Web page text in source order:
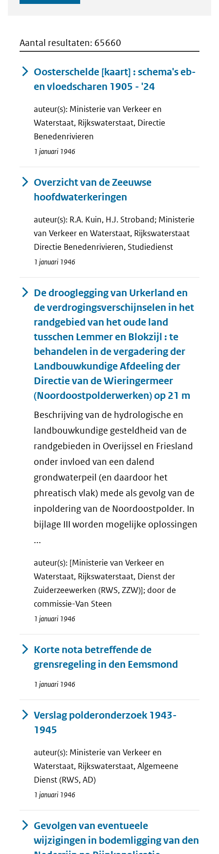
Aantal resultaten: 65660
Oosterschelde [kaart] : schema's eb-
en vloedscharen 1905 - '24
auteur(s): Ministerie van Verkeer en
Waterstaat, Rijkswaterstaat, Directie
Benedenrivieren
1 januari 1946
Overzicht van de Zeeuwse
hoofdwaterkeringen
auteur(s): R.A. Kuin, H.J. Stroband; Ministerie
van Verkeer en Waterstaat, Rijkswaterstaat
Directie Benedenrivieren, Studiedienst
1 januari 1946
De drooglegging van Urkerland en
de verdrogingsverschijnselen in het
randgebied van het oude land
tusschen Lemmer en Blokzijl : te
behandelen in de vergadering der
Landbouwkundige Afdeeling der
Directie van de Wieringermeer
(Noordoostpolderwerken) op 21 m
Beschrijving van de hydrologische en
landbouwkundige gesteldheid van de
randgebieden in Overijssel en Friesland
onder invloed van een dalend
grondwaterpeil (en daardoor het
phreatisch vlak) mede als gevolg van de
inpoldering van de Noordoostpolder. In
bijlage III worden mogelijke oplossingen
...
auteur(s): [Ministerie van Verkeer en
Waterstaat, Rijkswaterstaat, Dienst der
Zuiderzeewerken (RWS, ZZW)]; door de
commissie-Van Steen
1 januari 1946
Korte nota betreffende de
grensregeling in den Eemsmond
1 januari 1946
Verslag polderonderzoek 1943-
1945
auteur(s): Ministerie van Verkeer en
Waterstaat, Rijkswaterstaat, Algemeene
Dienst (RWS, AD)
1 januari 1946
Gevolgen van eventueele
wijzigingen in bodemligging van den